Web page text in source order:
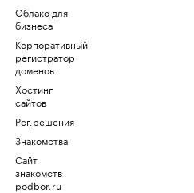
Облако для
бизнеса
Корпоративный
регистратор
доменов
Хостинг
сайтов
Рег.решения
Знакомства
Сайт
знакомств
podbor.ru